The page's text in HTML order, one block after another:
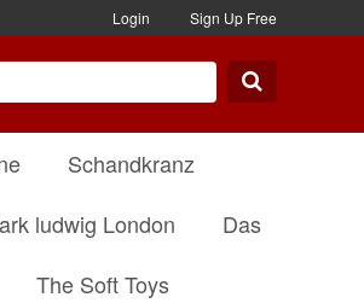
Login Sign Up Free
Schandkranz
ludwig London
Das
The Soft Toys